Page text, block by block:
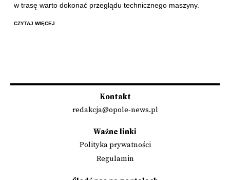
w trasę warto dokonać przeglądu technicznego maszyny.
CZYTAJ WIĘCEJ
Kontakt
redakcja@opole-news.pl
Ważne linki
Polityka prywatności
Regulamin